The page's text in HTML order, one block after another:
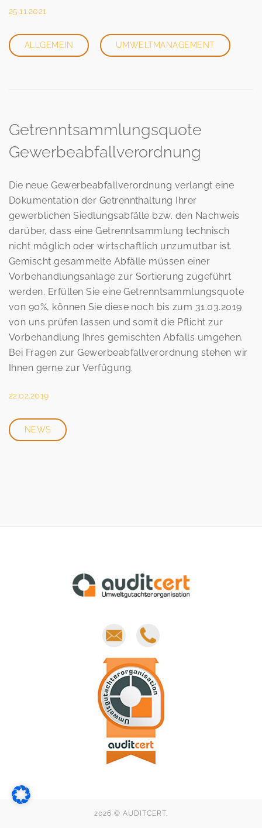
25.11.2021
ALLGEMEIN UMWELTMANAGEMENT
Getrenntsammlungsquote
Gewerbeabfallverordnung
Die neue Gewerbeabfallverordnung verlangt eine
Dokumentation der Getrennthaltung Ihrer
gewerblichen Siedlungsabfälle bzw. den Nachweis
darüber, dass eine Getrenntsammlung technisch
nicht möglich oder wirtschaftlich unzumutbar ist.
Gemischt gesammelte Abfälle müssen einer
Vorbehandlungsanlage zur Sortierung zugeführt
werden. Erfüllen Sie eine Getrenntsammlungsquote
von 90%, können Sie diese noch bis zum 31.03.2019
von uns prüfen lassen und somit die Pflicht zur
Vorbehandlung Ihres gemischten Abfalls umgehen.
Bei Fragen zur Gewerbeabfallverordnung stehen wir
Ihnen gerne zur Verfügung.
22.02.2019
NEWS
E-
mail
2026 © AUDITCERT.